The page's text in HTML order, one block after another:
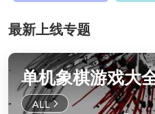
最新上线专题
单机象棋游戏大